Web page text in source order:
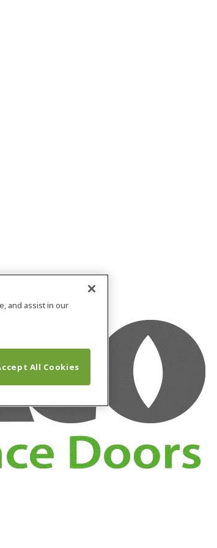
and assist in our
All Cookies